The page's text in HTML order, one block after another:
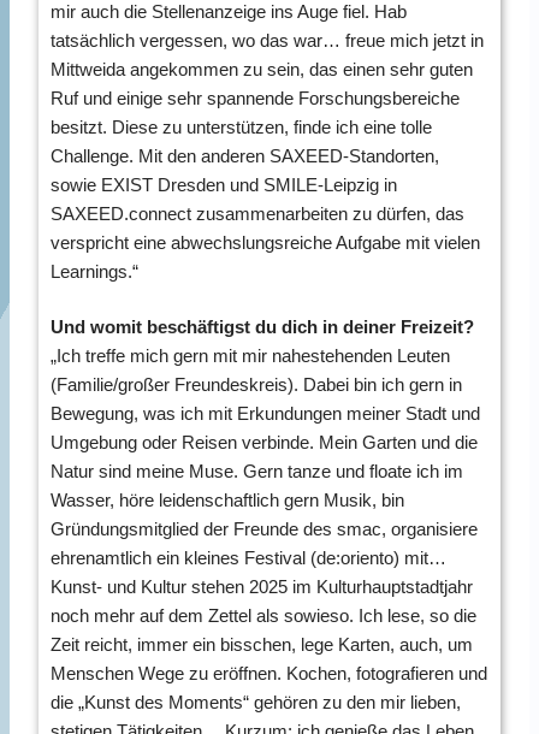
mir auch die Stellenanzeige ins Auge fiel. Hab
tatsächlich vergessen, wo das war… freue mich jetzt in
Mittweida angekommen zu sein, das einen sehr guten
Ruf und einige sehr spannende Forschungsbereiche
besitzt. Diese zu unterstützen, finde ich eine tolle
Challenge. Mit den anderen SAXEED-Standorten,
sowie EXIST Dresden und SMILE-Leipzig in
SAXEED.connect zusammenarbeiten zu dürfen, das
verspricht eine abwechslungsreiche Aufgabe mit vielen
Learnings.“
Und womit beschäftigst du dich in deiner Freizeit?
„Ich treffe mich gern mit mir nahestehenden Leuten
(Familie/großer Freundeskreis). Dabei bin ich gern in
Bewegung, was ich mit Erkundungen meiner Stadt und
Umgebung oder Reisen verbinde. Mein Garten und die
Natur sind meine Muse. Gern tanze und floate ich im
Wasser, höre leidenschaftlich gern Musik, bin
Gründungsmitglied der Freunde des smac, organisiere
ehrenamtlich ein kleines Festival (de:oriento) mit…
Kunst- und Kultur stehen 2025 im Kulturhauptstadtjahr
noch mehr auf dem Zettel als sowieso. Ich lese, so die
Zeit reicht, immer ein bisschen, lege Karten, auch, um
Menschen Wege zu eröffnen. Kochen, fotografieren und
die „Kunst des Moments“ gehören zu den mir lieben,